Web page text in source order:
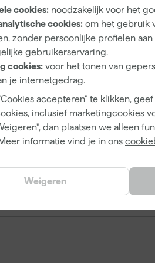
cookies: noodzakelijk voor het
cookies: om het gebruik
zonder persoonlijke profielen
gebruikerservaring.
cookies: voor het tonen van
je internetgedrag.
accepteren" te klikken,
inclusief marketingcookies
dan plaatsen we alleen
informatie vind je in ons
Weigeren